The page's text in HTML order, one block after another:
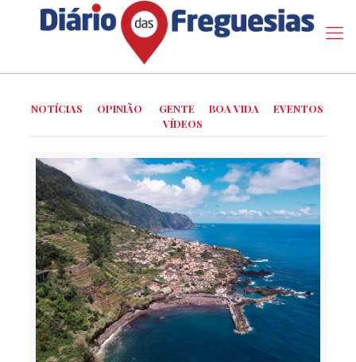
NOTÍCIAS OPINIÃO GENTE BOA VIDA
EVENTOS
VÍDEOS